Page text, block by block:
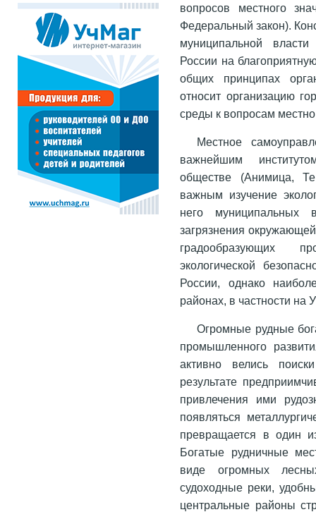
вопросов местного
Федеральный закон).
муниципальной
России на
общих принципах
относит организацию
среды к вопросам
Местное
важнейшим
обществе (Анимица,
важным изучение
него
загрязнения
градообразующих
экологической
России, однако
районах, в частности на
Огромные рудные
промышленного
активно велись
результате
привлечения ими
появляться
превращается в один
Богатые рудничные
виде огромных
судоходные реки,
центральные районы